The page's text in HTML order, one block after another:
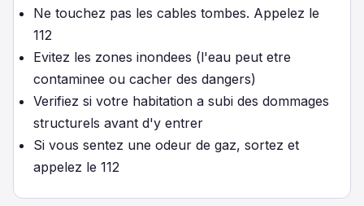
Ne touchez pas les cables tombes. Appelez le
112
Evitez les zones inondees (l'eau peut etre
contaminee ou cacher des dangers)
Verifiez si votre habitation a subi des dommages
structurels avant d'y entrer
Si vous sentez une odeur de gaz, sortez et
appelez le 112